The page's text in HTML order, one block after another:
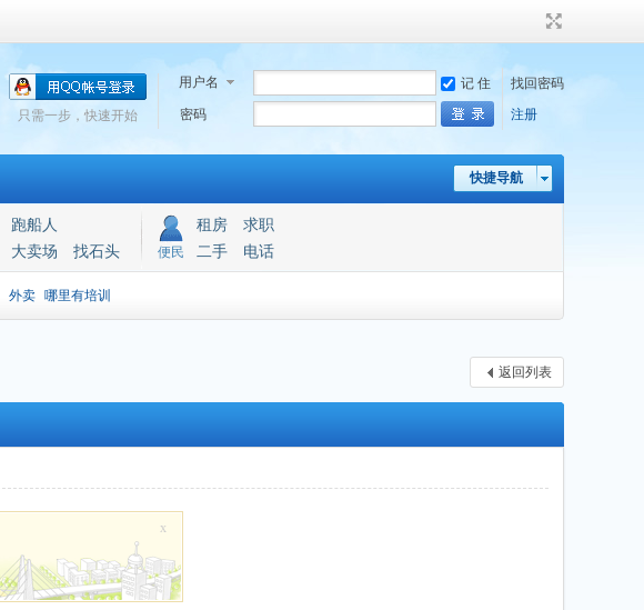
用户名 记 住
找回密码
密码
注册
只需一步，快速开始
快捷导航
跑船人
大卖场
找石头
便民
租房
求职
二手
电话
外卖 哪里有培训
返回列表
x